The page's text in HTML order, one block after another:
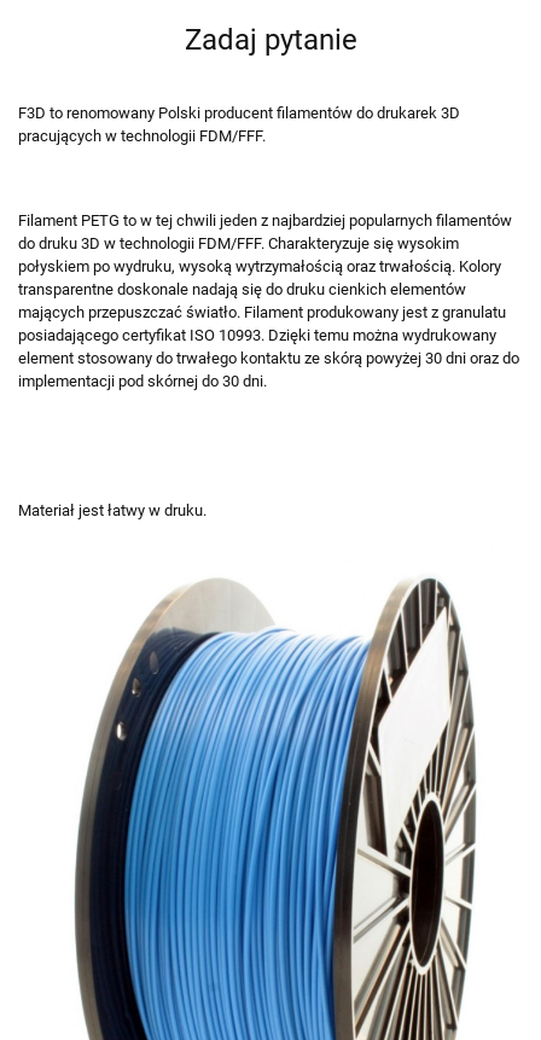
Zadaj pytanie
F3D to renomowany Polski producent filamentów do drukarek 3D
pracujących w technologii FDM/FFF.
Filament PETG to w tej chwili jeden z najbardziej popularnych filamentów
do druku 3D w technologii FDM/FFF. Charakteryzuje się wysokim
połyskiem po wydruku, wysoką wytrzymałością oraz trwałością. Kolory
transparentne doskonale nadają się do druku cienkich elementów
mających przepuszczać światło. Filament produkowany jest z granulatu
posiadającego certyfikat ISO 10993. Dzięki temu można wydrukowany
element stosowany do trwałego kontaktu ze skórą powyżej 30 dni oraz do
implementacji pod skórnej do 30 dni.
Materiał jest łatwy w druku.